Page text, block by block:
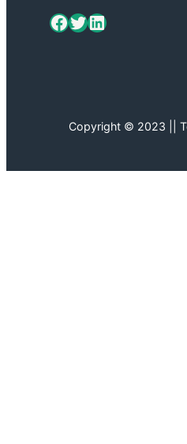
ViaMétiers sur Facebook Twitter LinkedIn
Copyright © 2023 ||